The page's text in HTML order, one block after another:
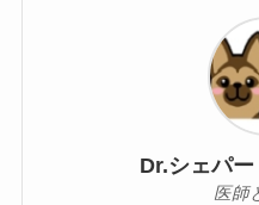
Dr.シェパ
医師